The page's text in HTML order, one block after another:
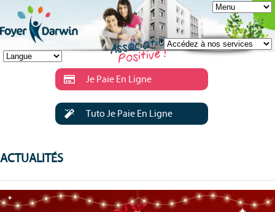
Je Paie En Ligne
Tuto Je Paie En Ligne
ACTUALITÉS